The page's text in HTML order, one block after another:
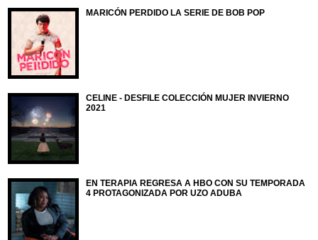
MARICÓN PERDIDO LA SERIE DE BOB POP
CELINE - DESFILE COLECCIÓN MUJER INVIERNO
2021
EN TERAPIA REGRESA A HBO CON SU TEMPORADA
4 PROTAGONIZADA POR UZO ADUBA